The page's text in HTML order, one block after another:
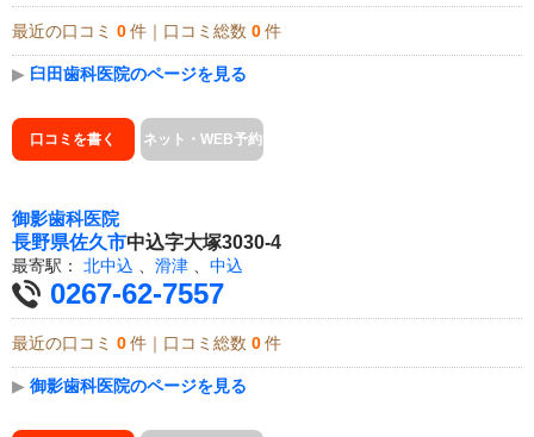
最近の口コミ 0 件｜口コミ総数 0 件
▶ 臼田歯科医院のページを見る
口コミを書く ネット・WEB予約
御影歯科医院
長野県佐久市中込字大塚3030-4
最寄駅： 北中込 滑津 中込
0267-62-7557
最近の口コミ 0 件｜口コミ総数 0 件
▶ 御影歯科医院のページを見る